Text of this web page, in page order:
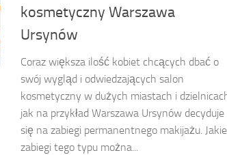
kosmetyczny Warszawa
Ursynów
Coraz większa ilość kobiet chcących dbać o
swój wygląd i odwiedzających salon
kosmetyczny w dużych miastach i
jak na przykład Warszawa Ursynów decyduje
się na zabiegi permanentnego makijażu. Jakie
zabiegi tego typu można...